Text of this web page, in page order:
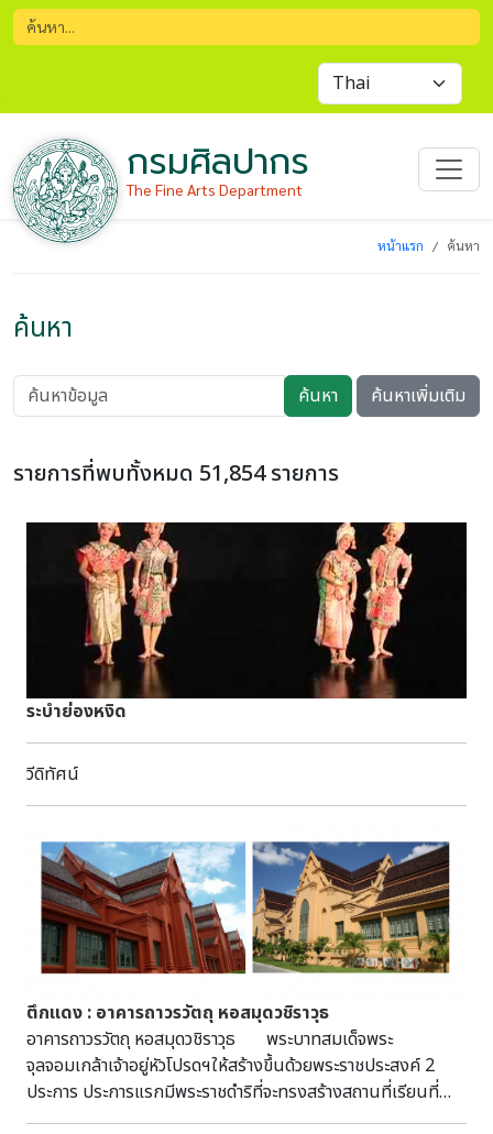
กรมศิลปากร
The Fine Arts Department
หน้าแรก ค้นหา
ค้นหา
ค้นหา ค้นหาเพิ่มเติม
รายการที่พบทั้งหมด 51,854 รายการ
ระบำย่องหงิด
วีดิทัศน์
ตึกแดง : อาคารถาวรวัตถุ หอสมุดวชิราวุธ
อาคารถาวรวัตถุ หอสมุดวชิราวุธ พระบาทสมเด็จพระ
จุลจอมเกล้าเจ้าอยู่หัวโปรดฯให้สร้างขึ้นด้วยพระราชประสงค์ 2
ประการ ประการแรกมีพระราชดำริที่จะทรงสร้างสถานที่เรียนที่
เหมาะสมสำหรับมหาธาตุวิทยาลัย (ภายหลังเปลี่ยนเป็นมหา